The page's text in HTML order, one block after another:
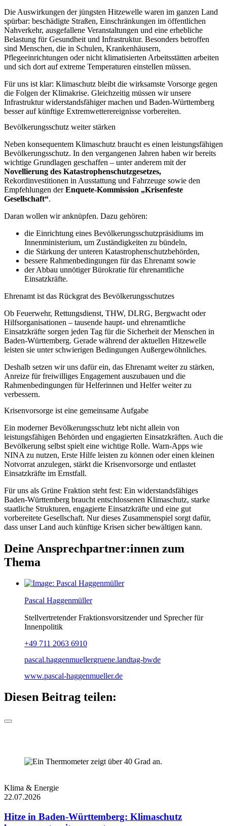
Die Auswirkungen der jüngsten Hitzewelle waren im ganzen Land
spürbar: beschädigte Straßen, Einschränkungen im öffentlichen
Nahverkehr, ausgefallene Veranstaltungen und eine erhebliche
Belastung für Gesundheit und Infrastruktur. Besonders betroffen
sind Menschen, die in Schulen, Krankenhäusern,
Pflegeeinrichtungen oder nicht klimatisierten Arbeitsstätten arbeiten
und sich dort auf extreme Temperaturen einstellen müssen.
Für uns ist klar: Klimaschutz bleibt die wirksamste Vorsorge gegen
die Folgen der Klimakrise. Gleichzeitig müssen wir unsere
Infrastruktur widerstandsfähiger machen und Baden-Württemberg
besser auf künftige Extremwetterereignisse vorbereiten.
Bevölkerungsschutz weiter stärken
Neben konsequentem Klimaschutz braucht es einen leistungsfähigen
Bevölkerungsschutz. In den vergangenen Jahren haben wir bereits
wichtige Grundlagen geschaffen – unter anderem mit der
Novellierung des Katastrophenschutzgesetzes,
Rekordinvestitionen in Ausstattung und Fahrzeuge sowie den
Empfehlungen derEnquete-Kommission „Krisenfeste
Gesellschaft“.
Daran wollen wir anknüpfen. Dazu gehören:
die Einrichtung eines Bevölkerungsschutzpräsidiums im
Innenministerium, um Zuständigkeiten zu bündeln,
die Stärkung der unteren Katastrophenschutzbehörden,
bessere Rahmenbedingungen für das Ehrenamt sowie
der Abbau unnötiger Bürokratie für ehrenamtliche
Einsatzkräfte.
Ehrenamt ist das Rückgrat des Bevölkerungsschutzes
Ob Feuerwehr, Rettungsdienst, THW, DLRG, Bergwacht oder
Hilfsorganisationen – tausende haupt- und ehrenamtliche
Einsatzkräfte sorgen jeden Tag für die Sicherheit der Menschen in
Baden-Württemberg. Gerade während der aktuellen Hitzewelle
leisten sie unter schwierigen Bedingungen Außergewöhnliches.
Deshalb setzen wir uns dafür ein, das Ehrenamt weiter zu stärken,
Anreize für freiwilliges Engagement auszubauen und die
Rahmenbedingungen für Helferinnen und Helfer weiter zu
verbessern.
Krisenvorsorge ist eine gemeinsame Aufgabe
Ein moderner Bevölkerungsschutz lebt nicht allein von
leistungsfähigen Behörden und engagierten Einsatzkräften. Auch die
Bevölkerung selbst spielt eine wichtige Rolle. Warn-Apps wie
NINA zu nutzen, Erste Hilfe leisten zu können oder einen kleinen
Notvorrat anzulegen, stärkt die Krisenvorsorge und entlastet
Einsatzkräfte im Ernstfall.
Für uns als Grüne Fraktion steht fest: Ein widerstandsfähiges
Baden-Württemberg braucht entschlossenen Klimaschutz, starke
staatliche Strukturen, engagierte Einsatzkräfte und eine gut
vorbereitete Gesellschaft. Nur dieses Zusammenspiel sorgt dafür,
dass unser Land auch künftige Krisen sicher bewältigen kann.
Deine Ansprechpartner:innen zum
Thema
Pascal Haggenmüller
Stellvertretender Fraktionsvorsitzender und Sprecher für
Innenpolitik
+49 711 2063 6910
pascal.haggenmuellergruene.landtag-bwde
www.pascal-haggenmueller.de
Diesen Beitrag teilen:
Klima & Energie
22.07.2026
Hitze in Baden-Württemberg: Klimaschutz